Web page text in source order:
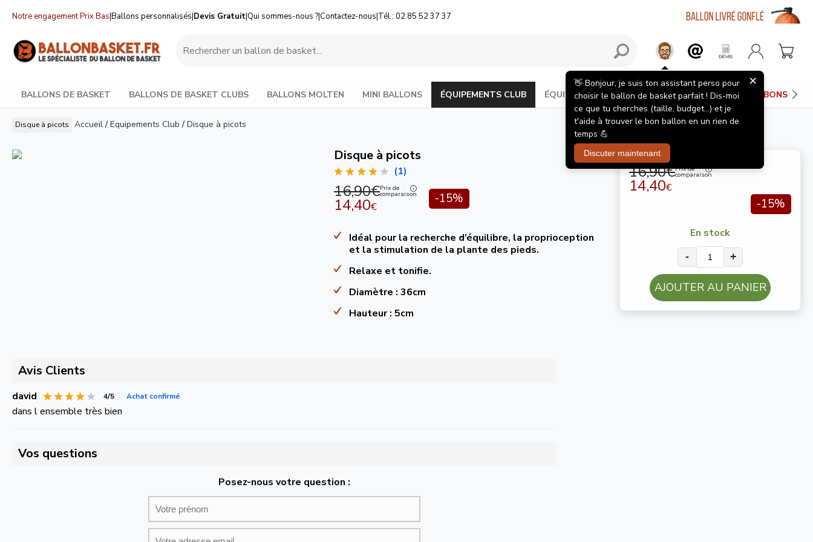
Notre engagement Prix Bas|Ballons personnalisés|Devis Gratuit|Qui sommes-nous ?|Contactez-nous|Tél : 02 85 52 37 37
BALLONS DE BASKET BALLONS DE BASKET CLUBS BALLONS MOLTEN MINI BALLONS ÉQUIPEMENTS CLUB ÉQUIPEMENTS JOUEUR PANIERS DE BASKET BONS
Disque à picots Accueil / Equipements Club / Disque à picots
16,90€Prix de
comparaison
14,40€
-15%
En stock
- +
AJOUTER AU PANIER
Disque à picots
(1)
16,90€Prix de
comparaison
14,40€ -15%
Idéal pour la recherche d’équilibre, la proprioception
et la stimulation de la plante des pieds.
Relaxe et tonifie.
Diamètre : 36cm
Hauteur : 5cm
Avis Clients
david 4/5 Achat confirmé
dans l ensemble très bien
Vos questions
Posez-nous votre question :
👋 Bonjour, je suis ton assistant perso pour
choisir le ballon de basket parfait ! Dis-moi
ce que tu cherches (taille, budget...) et je
t'aide à trouver le bon ballon en un rien de
temps 💪
Discuter maintenant
×